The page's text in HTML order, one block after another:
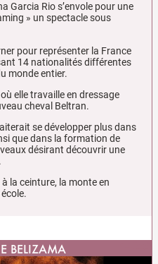
Garcia Rio s’envole pour une
» un spectacle sous
pour représenter la France
14 nationalités différentes
monde entier.
elle travaille en dressage
cheval Beltran.
se développer plus dans
que dans la formation de
désirant découvrir une
la ceinture, la monte en
BELIZAMA